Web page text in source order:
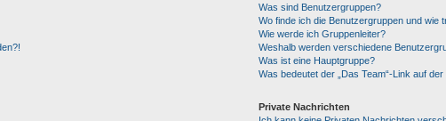
Was sind Benutzergruppen?
Wo finde ich die Benutzergruppen und wie
Wie werde ich Gruppenleiter?
Weshalb werden verschiedene
Was ist eine Hauptgruppe?
Was bedeutet der „Das Team“-Link auf
Private Nachrichten